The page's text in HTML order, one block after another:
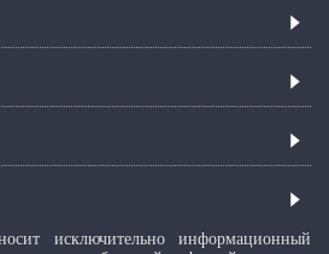
исключительно информационный